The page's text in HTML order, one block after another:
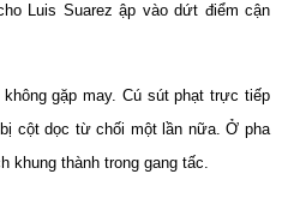
Luis Suarez ập vào dứt điểm cận
gặp may. Cú sút phạt trực tiếp
cột dọc từ chối một lần nữa. Ở pha
khung thành trong gang tấc.